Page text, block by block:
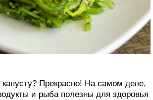
Прекрасно! На самом деле,
и рыба полезны для здоровья